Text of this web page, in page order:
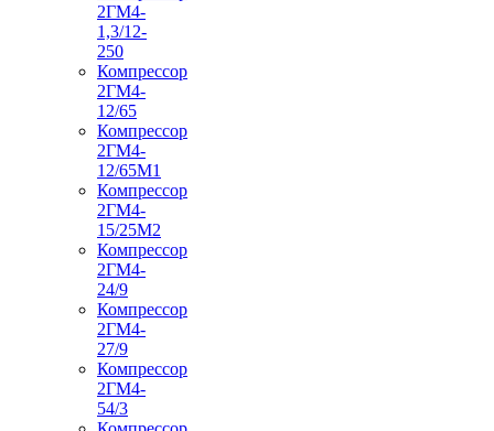
2ГМ4-
1,3/12-
250
Компрессор
2ГМ4-
12/65
Компрессор
2ГМ4-
12/65М1
Компрессор
2ГМ4-
15/25М2
Компрессор
2ГМ4-
24/9
Компрессор
2ГМ4-
27/9
Компрессор
2ГМ4-
54/3